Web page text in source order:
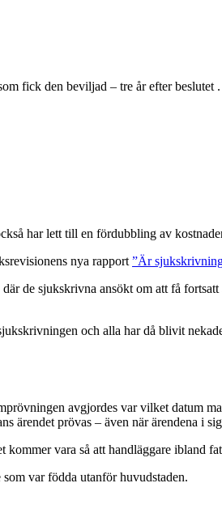
fick den beviljad – tre år efter
har lett till en fördubbling av
nya rapport ”Är
de sjukskrivna ansökt om att få
och alla har då blivit
avgjordes var vilket datum
ärendet prövas – även när ärendena i
vara så att handläggare ibland
var födda utanför huvudstaden.